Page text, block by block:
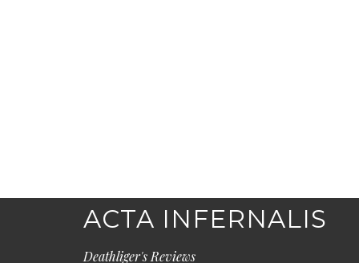
ACTA INFERNALIS
Deathliger's Reviews